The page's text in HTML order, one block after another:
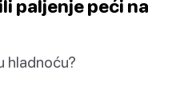
paljenje peći na
hladnoću?